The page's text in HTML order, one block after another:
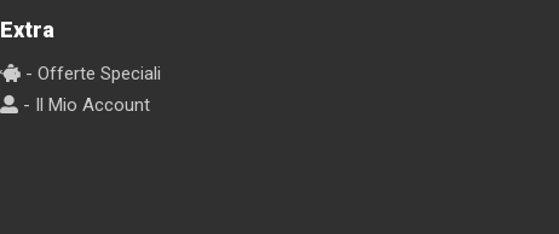
Extra
- Offerte Speciali
- Il Mio Account